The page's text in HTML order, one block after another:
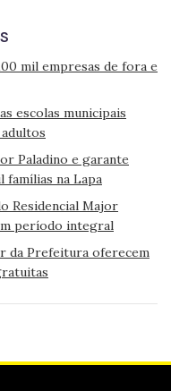
mil empresas de fora e
escolas municipais
Paladino e garante
famílias na Lapa
Residencial Major
período integral
da Prefeitura oferecem